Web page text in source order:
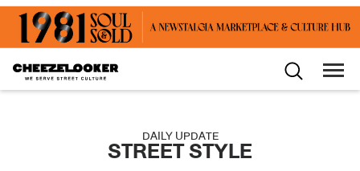
DAILY UPDATE
STREET STYLE